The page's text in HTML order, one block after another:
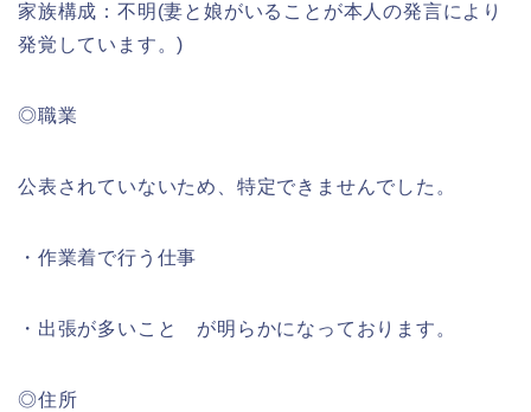
家族構成：不明(妻と娘がいることが本人の発言により
発覚しています。)
◎職業
公表されていないため、特定できませんでした。
・作業着で行う仕事
・出張が多いこと が明らかになっております。
◎住所